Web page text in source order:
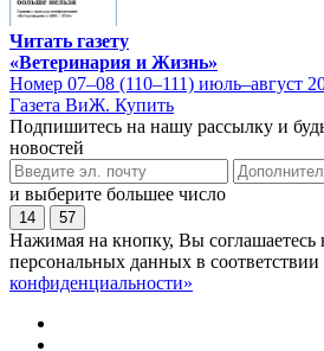
Читать газету
«Ветеринария и Жизнь»
Номер 07–08 (110–111) июль–август
Газета ВиЖ. Купить
Подпишитесь на нашу рассылку и
новостей
и выберите большее число
14 57
Нажимая на кнопку, Вы соглашаетесь
персональных данных в соответствии
конфиденциальности»